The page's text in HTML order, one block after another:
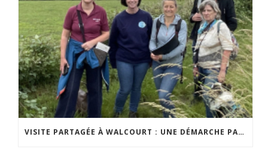
VISITE PARTAGÉE À WALCOURT : UNE DÉMARCHE PARTICIPATIVE ANIMÉE PAR ESPACE ENVIRONNEMENT